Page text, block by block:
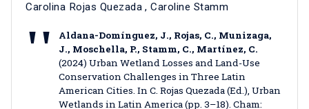
Carolina Rojas Quezada , Caroline Stamm
Aldana-Domínguez, J., Rojas, C., Munizaga,
J., Moschella, P., Stamm, C., Martínez, C.
(2024) Urban Wetland Losses and Land-Use
Conservation Challenges in Three Latin
American Cities. In C. Rojas Quezada (Ed.), Urban
Wetlands in Latin America (pp. 3–18). Cham: